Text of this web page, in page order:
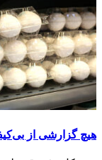
هیچ گزارشی از